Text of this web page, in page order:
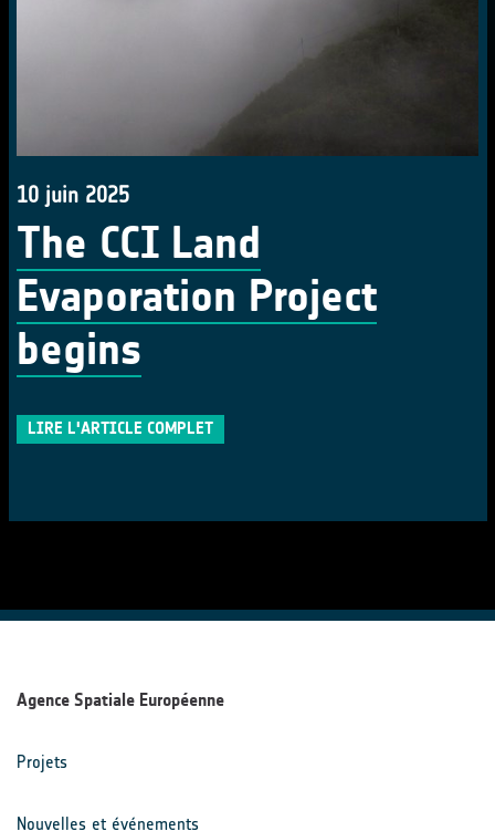
10 juin 2025
The CCI Land
Evaporation Project
begins
LIRE L'ARTICLE COMPLET
Agence Spatiale Européenne
Projets
Nouvelles et événements